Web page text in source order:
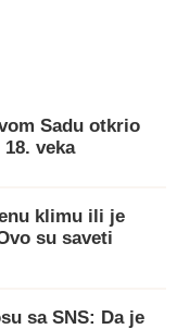
Sadu otkrio
veka
klimu ili je
su saveti
sa SNS: Da je